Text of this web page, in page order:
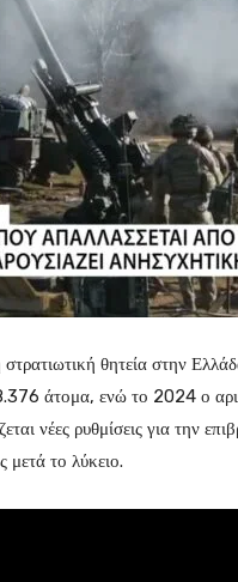
θητεία στην
άτομα, ενώ το 2024 ο
νέες ρυθμίσεις για την
μετά το λύκειο.